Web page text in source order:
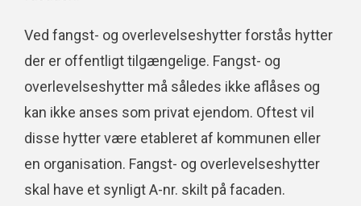
Ved fangst- og overlevelseshytter forstås hytter
der er offentligt tilgængelige. Fangst- og
overlevelseshytter må således ikke aflåses og
kan ikke anses som privat ejendom. Oftest vil
disse hytter være etableret af kommunen eller
en organisation. Fangst- og overlevelseshytter
skal have et synligt A-nr. skilt på facaden.